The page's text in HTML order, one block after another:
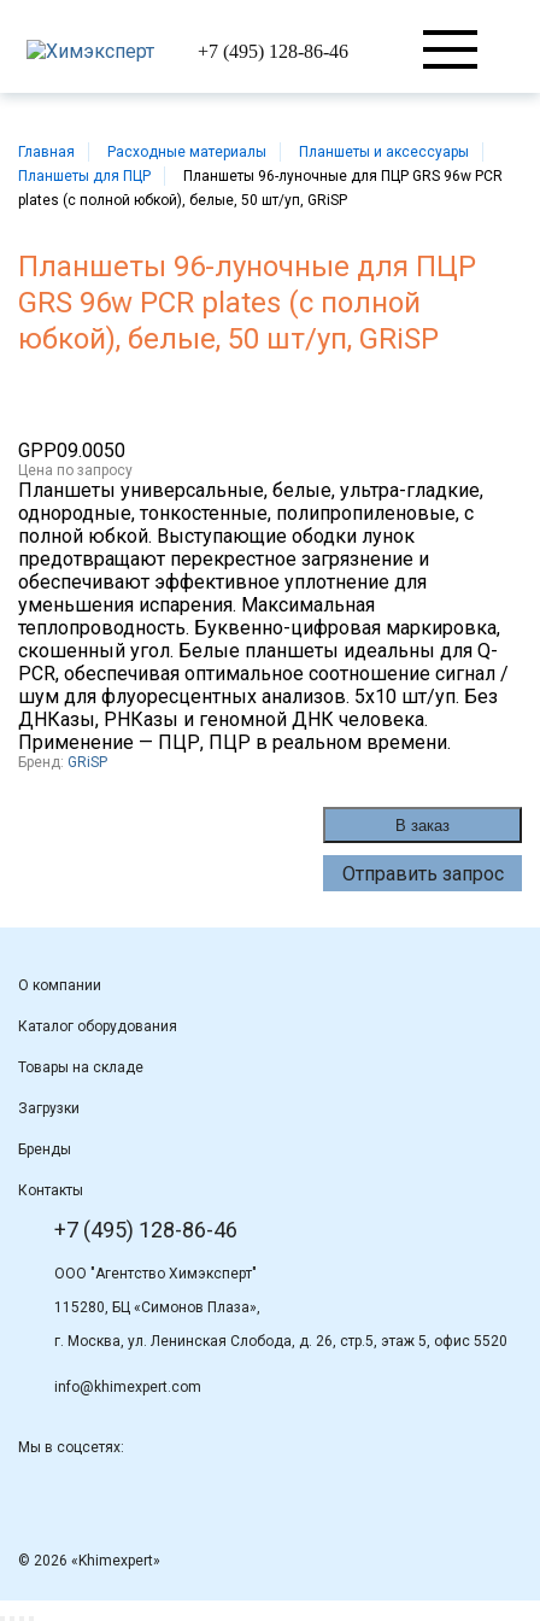
+7 (495) 128-86-46
Главная Расходные материалы
Планшеты и аксессуары
Планшеты для ПЦР
Планшеты 96-луночные для ПЦР GRS 96w PCR
plates (с полной юбкой), белые, 50 шт/уп, GRiSP
Планшеты 96-луночные для ПЦР
GRS 96w PCR plates (с полной
юбкой), белые, 50 шт/уп, GRiSP
GPP09.0050
Цена по запросу
Планшеты универсальные, белые, ультра-гладкие,
однородные, тонкостенные, полипропиленовые, с
полной юбкой. Выступающие ободки лунок
предотвращают перекрестное загрязнение и
обеспечивают эффективное уплотнение для
уменьшения испарения. Максимальная
теплопроводность. Буквенно-цифровая маркировка,
скошенный угол. Белые планшеты идеальны для Q-
PCR, обеспечивая оптимальное соотношение сигнал /
шум для флуоресцентных анализов. 5х10 шт/уп. Без
ДНКазы, РНКазы и геномной ДНК человека.
Применение — ПЦР, ПЦР в реальном времени.
Бренд: GRiSP
В заказ
Отправить запрос
О компании
Каталог оборудования
Товары на складе
Загрузки
Бренды
Контакты
+7 (495) 128-86-46
ООО "Агентство Химэксперт"
115280, БЦ «Симонов Плаза»,
г. Москва, ул. Ленинская Слобода, д. 26, стр.5, этаж 5, офис 5520
info@khimexpert.com
Мы в соцсетях:
© 2026 «Khimexpert»